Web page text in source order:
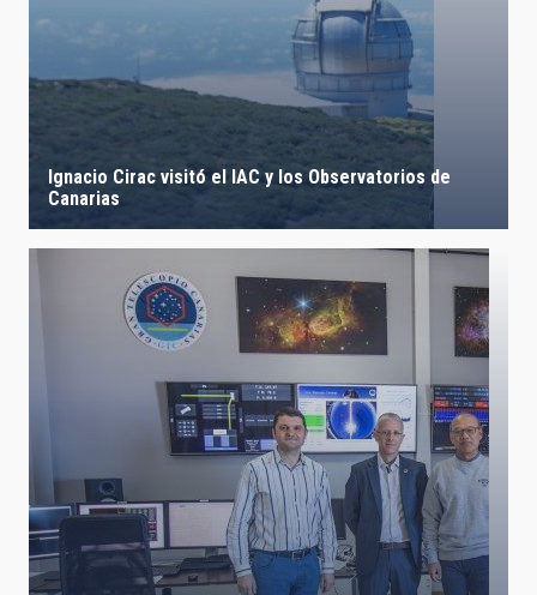
Ignacio Cirac visitó el IAC y los Observatorios de
Canarias